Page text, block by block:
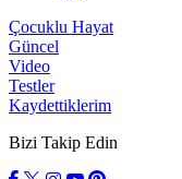
Çocuklu Hayat
Güncel
Video
Testler
Kaydettiklerim
Bizi Takip Edin